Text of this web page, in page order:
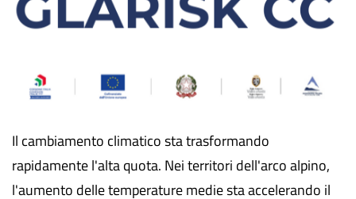
Il cambiamento climatico sta trasformando
rapidamente l'alta quota. Nei territori dell'arco alpino,
l'aumento delle temperature medie sta accelerando il